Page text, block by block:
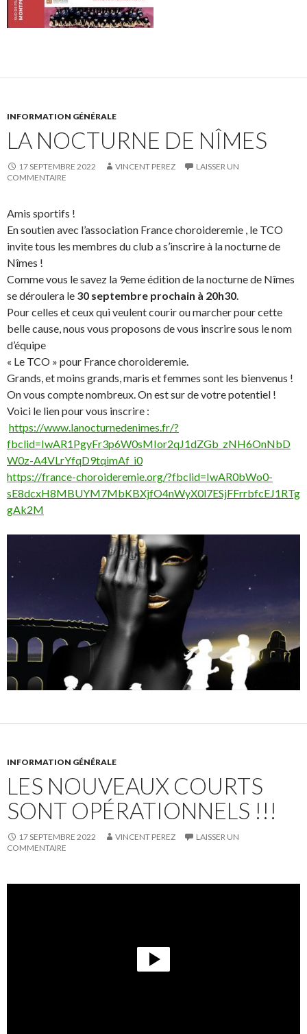
INFORMATION GÉNÉRALE
LA NOCTURNE DE NÎMES
17 SEPTEMBRE 2022 VINCENT PEREZ
LAISSER UN
COMMENTAIRE
Amis sportifs !
En soutien avec l’association France choroideremie , le TCO
invite tous les membres du club a s’inscrire à la nocturne de
Nîmes !
Comme vous le savez la 9eme édition de la nocturne de Nîmes
se déroulera le 30 septembre prochain à 20h30.
Pour celles et ceux qui veulent courir ou marcher pour cette
belle cause, nous vous proposons de vous inscrire sous le nom
d’équipe
« Le TCO » pour France choroideremie.
Grands, et moins grands, maris et femmes sont les bienvenus !
On vous compte nombreux. On est sur de votre potentiel !
Voici le lien pour vous inscrire :
https://www.lanocturnedenimes.fr/?
fbclid=IwAR1PgyFr3p6W0sMIor2qJ1dZGb_zNH6OnNbD
W0z-A4VLrYfqD9tqimAf_i0
https://france-choroideremie.org/?fbclid=IwAR0bWo0-
sE8dcxH8MBUYM7MbKBXjfO4nWyX0l7ESjFFrrbfcEJ1RTg
gAk2M
INFORMATION GÉNÉRALE
LES NOUVEAUX COURTS
SONT OPÉRATIONNELS !!!
17 SEPTEMBRE 2022 VINCENT PEREZ
LAISSER UN
COMMENTAIRE